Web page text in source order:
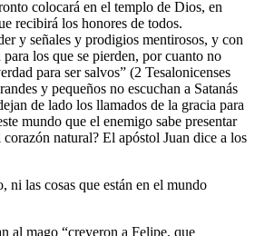
colocará en el templo de Dios, en
recibirá los honores de todos.
y señales y prodigios mentirosos, y con
los que se pierden, por cuanto no
para ser salvos” (2 Tesalonicenses
y pequeños no escuchan a Satanás
de lado los llamados de la gracia para
mundo que el enemigo sabe presentar
natural? El apóstol Juan dice a los
ni las cosas que están en el mundo
al mago “creyeron a Felipe, que